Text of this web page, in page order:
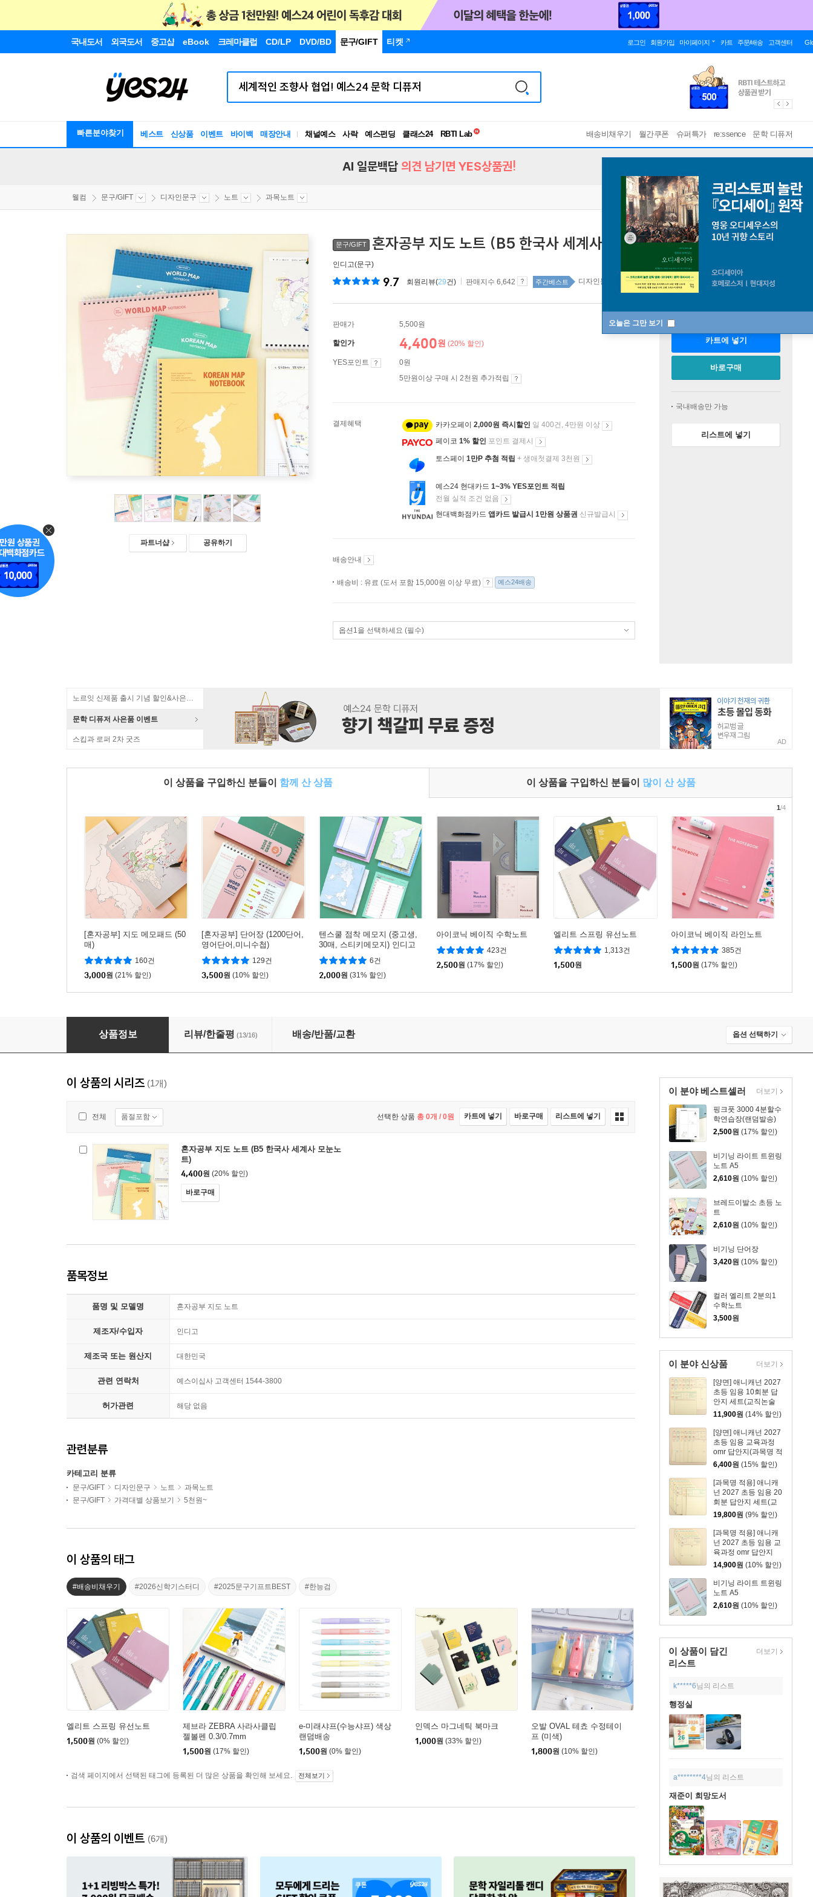
국내도서 외국도서 중고샵 eBook 크레마클럽 CD/LP DVD/BD 문구/GIFT 티켓 로그인 회원가입 마이페이지 카트 주문/배송 고객센터
빠른분야찾기 베스트 신상품 이벤트 바이백 매장안내 채널예스 사락 예스펀딩 클래스24
RBTI Lab
독서유형검사
배송비채우기 월간쿠폰 슈퍼특가 re:ssence 문학 디퓨저
오늘은 그만 보기
AI 일문백답 의견 남기면 YES상품권!
웰컴 문구/GIFT 디자인문구 노트 과목노트
파트너샵 공유하기
문구/GIFT 혼자공부 지도 노트 (B5 한국사 세계사 모눈노트)
인디고(문구)
9.7 회원리뷰(29건) 판매지수 6,642 주간베스트 디자인문구 138위
판매가 5,500원
할인가 4,400원 (20% 할인)
YES포인트
0원
5만원이상 구매 시 2천원 추가적립
결제혜택 카카오페이 2,000원 즉시할인 일 400건, 4만원 이상
페이코 1% 할인 포인트 결제시
토스페이 1만P 추첨 적립 + 생애첫결제 3천원
예스24 현대카드 1~3% YES포인트 적립
전월 실적 조건 없음
현대백화점카드 앱카드 발급시 1만원 상품권 신규발급시
배송안내
배송비 : 유료 (도서 포함 15,000원 이상 무료) 예스24배송
옵션1을 선택하세요 (필수)
판매중
카트에 넣기
바로구매
국내배송만 가능
리스트에 넣기
노르잇 신제품 출시 기념 할인&사은품 증정!
문학 디퓨저 사은품 이벤트
스킵과 로퍼 2차 굿즈 AD
이 상품을 구입하신 분들이 함께 산 상품 이 상품을 구입하신 분들이 많이 산 상품
[혼자공부] 지도 메모패드 (50
매)
160건
3,000원 (21% 할인)
[혼자공부] 단어장 (1200단어,
영어단어,미니수첩)
129건
3,500원 (10% 할인)
텐스쿨 점착 메모지 (중고생,
30매, 스티키메모지) 인디고
공부 접착메모지
6건
2,000원 (31% 할인)
아이코닉 베이직 수학노트
423건
2,500원 (17% 할인)
엘리트 스프링 유선노트
1,313건
1,500원
아이코닉 베이직 라인노트
385건
1,500원 (17% 할인)
1/4
혼자공부 지도 노트 (B5 한국사 세계사 모눈노트)
상품정보 리뷰/한줄평 (13/16) 배송/반품/교환 옵션 선택하기
이 분야 베스트셀러
핑크풋 3000 4분할수
학연습장(랜덤발송)
2,500원 (17% 할인)
비기닝 라이트 트윈링
노트 A5
2,610원 (10% 할인)
브레드이발소 초등 노
트
2,610원 (10% 할인)
비기닝 단어장
3,420원 (10% 할인)
컬러 엘리트 2분의1
수학노트
3,500원
더보기
이 분야 신상품
[양면] 애니캐넌 2027
초등 임용 10회분 답
안지 세트(교직논술
+교육과정)
11,900원 (14% 할인)
[양면] 애니캐넌 2027
초등 임용 교육과정
omr 답안지(과목명 적
용 10회분)
6,400원 (15% 할인)
[과목명 적용] 애니캐
넌 2027 초등 임용 20
회분 답안지 세트(교
직논술+교육과정)
19,800원 (9% 할인)
[과목명 적용] 애니캐
넌 2027 초등 임용 교
육과정 omr 답안지
(20회분)
14,900원 (10% 할인)
비기닝 라이트 트윈링
노트 A5
2,610원 (10% 할인)
더보기
이 상품이 담긴
리스트
더보기
k*****6님의 리스트
행정실
a********4님의 리스트
재준이 희망도서
이 상품의 시리즈 (1개)
전체 품절포함 선택한 상품 총 0개 / 0원 카트에 넣기 바로구매 리스트에 넣기
혼자공부 지도 노트 (B5 한국사 세계사 모눈노
트)
4,400원 (20% 할인)
바로구매
품목정보
품명 및 모델명 혼자공부 지도 노트
제조자/수입자 인디고
제조국 또는 원산지 대한민국
관련 연락처 예스이십사 고객센터 1544-3800
허가관련 해당 없음
관련분류
카테고리 분류
문구/GIFT 디자인문구 노트
과목노트
문구/GIFT
가격대별 상품보기 5천원~
이 상품의 태그
#배송비채우기 #2026신학기스터디 #2025문구기프트BEST #한능검
엘리트 스프링 유선노트
1,500원 (0% 할인)
제브라 ZEBRA 사라사클립
젤볼펜 0.3/0.7mm
1,500원 (17% 할인)
e-미래샤프(수능샤프) 색상
랜덤배송
1,500원 (0% 할인)
인덱스 마그네틱 북마크
1,000원 (33% 할인)
오발 OVAL 테쵸 수정테이
프 (미색)
1,800원 (10% 할인)
검색 페이지에서 선택된 태그에 등록된 더 많은 상품을 확인해 보세요. 전체보기
이 상품의 이벤트 (6개)